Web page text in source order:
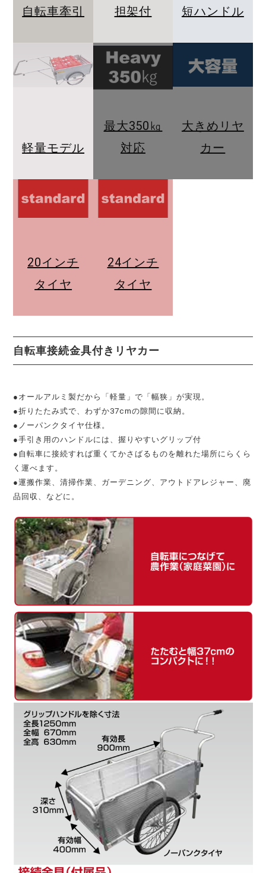
自転車牽引 担架付 短ハンドル
軽量モデル
最大350㎏
対応
大きめリヤ
カー
20インチ
タイヤ
24インチ
タイヤ
自転車接続金具付きリヤカー
●オールアルミ製だから「軽量」で「幅狭」が実現。
●折りたたみ式で、わずか37cmの隙間に収納。
●ノーパンクタイヤ仕様。
●手引き用のハンドルには、握りやすいグリップ付
●自転車に接続すれば重くてかさばるものを離れた場所にらくら
く運べます。
●運搬作業、清掃作業、ガーデニング、アウトドアレジャー、廃
品回収、などに。